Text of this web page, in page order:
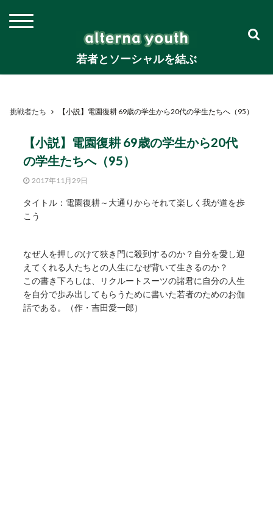
若者とソーシャルを結ぶ
挑戦者たち 【小説】電園復耕 69歳の学生から20代の学生たちへ（95）
【小説】電園復耕 69歳の学生から20代
の学生たちへ（95）
2017年11月29日
タイトル：電園復耕～大通りからそれて楽しく我が道を歩
こう
なぜ人を押しのけて狭き門に殺到するのか？自分を愛し迎
えてくれる人たちとの人生になぜ背いて生きるのか？
この書き下ろしは、リクルートスーツの諸君に自分の人生
を自分で歩み出してもらうために書いた若者のためのお伽
話である。（作・吉田愛一郎）